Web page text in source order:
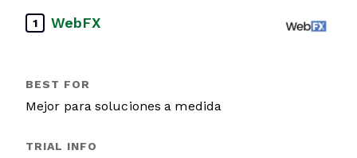
1 WebFX
Mejor para soluciones a medida